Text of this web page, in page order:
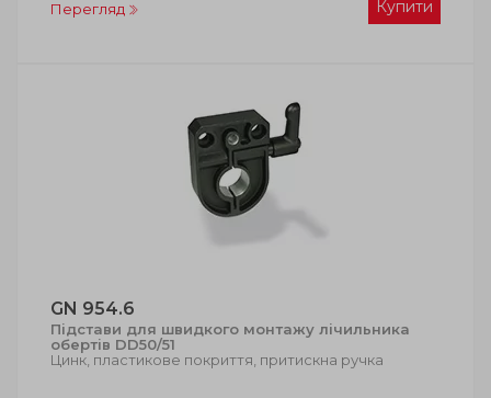
Перегляд Купити
GN 954.6
Підстави для швидкого монтажу лічильника
обертів DD50/51
Цинк, пластикове покриття, притискна ручка